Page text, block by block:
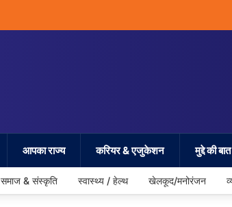
आपका राज्य करियर & एजुकेशन मुद्दे की बात
समाज & संस्कृति स्वास्थ्य / हेल्थ खेलकूद/मनोरंजन